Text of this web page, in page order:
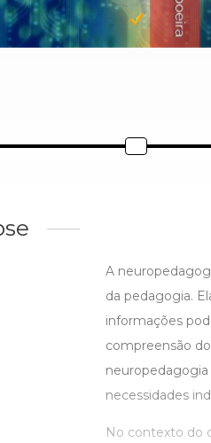
A
da pedagogia.
informações
compreensão
necessidades
No contexto do